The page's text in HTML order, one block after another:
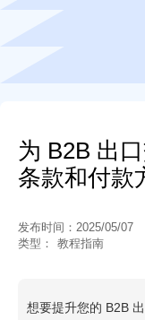
为 B2B 出
条款和付款
发布时间： 2025/05/07
类型：
教程指南
想要提升您的 B2B